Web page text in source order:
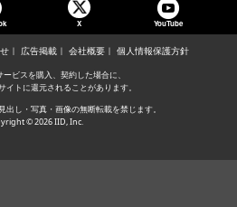
X YouTube
広告掲載 会社概要 個人情報保護方針
ビスを購入、契約した場合に、
イトに還元されることがあります。
出し・写真・画像の無断転載を禁じます。
© 2026 IID, Inc.